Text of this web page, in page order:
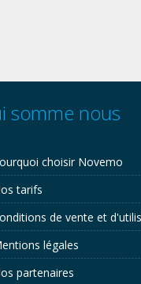
somme nous
choisir Novemo
tarifs
de vente et
légales
partenaires